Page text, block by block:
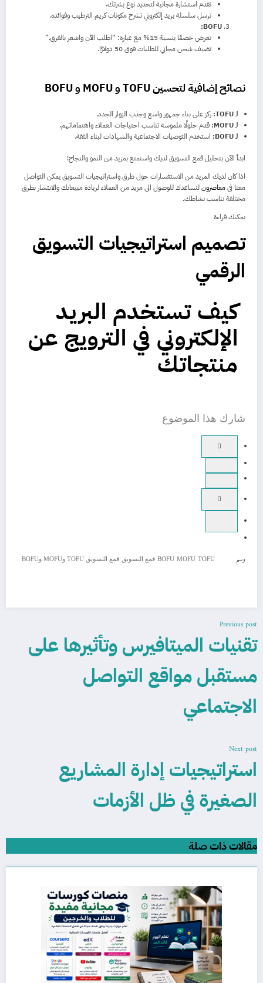
تقدم استشارة مجانية لتحديد نوع بشرتك.
ترسل سلسلة بريد إلكتروني تشرح مكونات كريم الترطيب وفوائده.
BOFU:
تعرض خصمًا بنسبة 15% مع عبارة: “اطلب الآن واشعر بالفرق.”
تضيف شحن مجاني للطلبات فوق 50 دولارًا.
نصائح إضافية لتحسين TOFU و MOFU و BOFU
لـ TOFU:
ركز على بناء جمهور واسع وجذب الزوار الجدد.
لـ MOFU:
قدم حلولًا ملموسة تناسب احتياجات العملاء واهتماماتهم.
لـ BOFU:
استخدم التوصيات الاجتماعية والشهادات لبناء الثقة.
ابدأ الآن بتحليل قمع التسويق لديك واستمتع بمزيد من النمو والنجاح!
اذا كان لديك المزيد من الاستفسارات حول طرق واستراتيجيات التسويق يمكن التواصل
معنا فىمعاصرونلنساعدك للوصول الى مزيد من العملاء لزيادة مبيعاتك والانتشار بطرق
مختلفة تناسب نشاطك.
يمكنك قراءة
تصميم استراتيجيات التسويق
الرقمي
كيف تستخدم البريد
الإلكتروني في الترويج عن
منتجاتك
شارك هذا الموضوع
وسم BOFU MOFU TOFU قمع التسويق قمع التسويق TOFU وMOFU وBOFU
Previous post
تقنيات الميتافيرس وتأثيرها على
مستقبل مواقع التواصل
الاجتماعي
Next post
استراتيجيات إدارة المشاريع
الصغيرة في ظل الأزمات
مقالات ذات صلة